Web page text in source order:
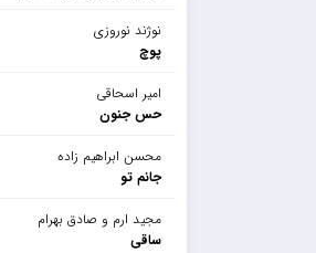
نوژند نوروزی
پوچ
امیر اسحاقی
حس جنون
محسن ابراهیم زاده
جانم تو
مجید ارم و صادق بهرام
ساقی